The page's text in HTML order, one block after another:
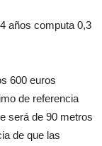
años computa 0,3
600 euros
de referencia
será de 90 metros
de que las